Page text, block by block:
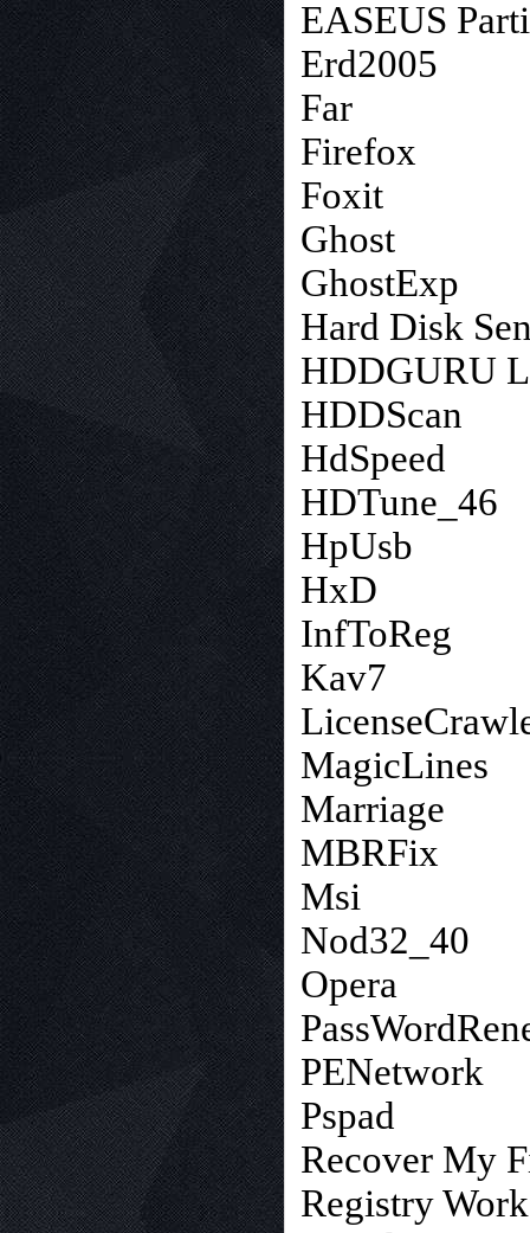
EASEUS
Erd2005
Far
Firefox
Foxit
Ghost
GhostExp
Hard Disk
HDDGURU
HDDScan
HdSpeed
HDTune_46
HpUsb
HxD
InfToReg
Kav7
MagicLines
Marriage
MBRFix
Msi
Nod32_40
Opera
PENetwork
Pspad
Recover My
Registry